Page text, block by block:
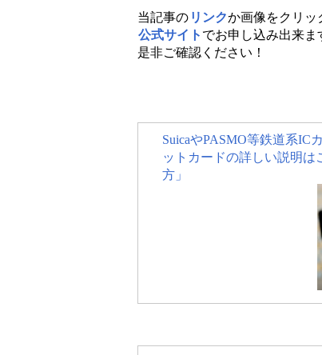
当記事の リンクか画像をクリッ
公式サイト でお申し込み出来ま
是非ご確認ください！
SuicaやPASMO等鉄道系IC
ットカードの詳しい説明
方」